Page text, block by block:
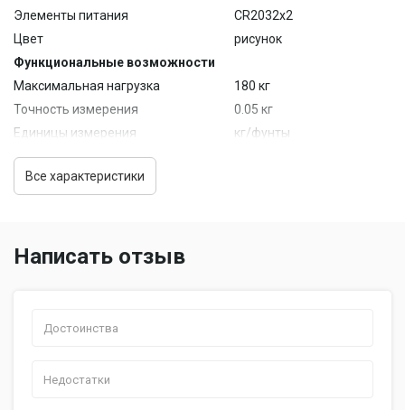
Элементы питания
CR2032x2
Цвет
рисунок
Функциональные возможности
Максимальная нагрузка
180 кг
Точность измерения
0.05 кг
Единицы измерения
кг/фунты
Автоматическое включение
Автоматическое выключение
Все характеристики
Написать отзыв